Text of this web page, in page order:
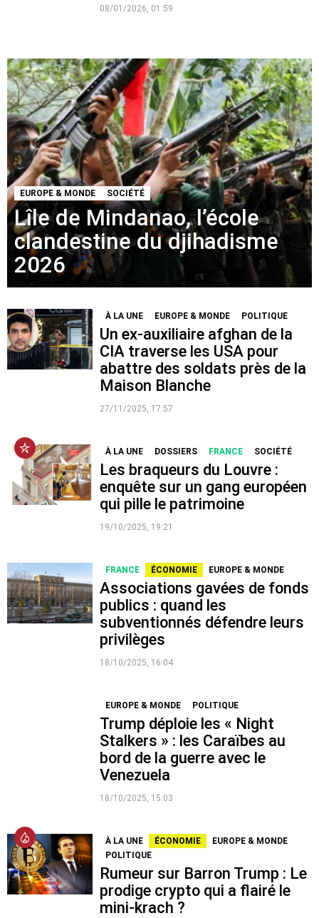
08/01/2026, 01:59
EUROPE & MONDE SOCIÉTÉ
Lîle de Mindanao, l’école
clandestine du djihadisme
2026
À LA UNE EUROPE & MONDE POLITIQUE
Un ex-auxiliaire afghan de la
CIA traverse les USA pour
abattre des soldats près de la
Maison Blanche
27/11/2025, 17:57
À LA UNE DOSSIERS FRANCE SOCIÉTÉ
Les braqueurs du Louvre :
enquête sur un gang européen
qui pille le patrimoine
19/10/2025, 19:21
FRANCE ÉCONOMIE EUROPE & MONDE
Associations gavées de fonds
publics : quand les
subventionnés défendre leurs
privilèges
18/10/2025, 16:04
EUROPE & MONDE POLITIQUE
Trump déploie les « Night
Stalkers » : les Caraïbes au
bord de la guerre avec le
Venezuela
18/10/2025, 15:03
À LA UNE ÉCONOMIE
EUROPE & MONDE
POLITIQUE
Rumeur sur Barron Trump : Le
prodige crypto qui a flairé le
mini-krach ?